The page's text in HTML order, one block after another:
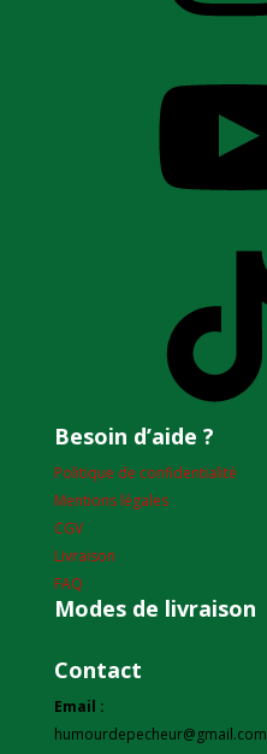
Besoin d’aide ?
Politique de confidentialité
Mentions légales
CGV
Livraison
FAQ
Modes de livraison
Contact
Email :
humourdepecheur@gmail.com